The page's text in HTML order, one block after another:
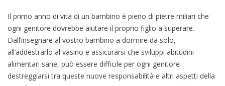
Il primo anno di vita di un bambino è pieno di pietre miliari che
ogni genitore dovrebbe aiutare il proprio figlio a superare.
Dall’insegnare al vostro bambino a dormire da solo,
all’addestrarlo al vasino e assicurarsi che sviluppi abitudini
alimentari sane, può essere difficile per ogni genitore
destreggiarsi tra queste nuove responsabilità e altri aspetti della